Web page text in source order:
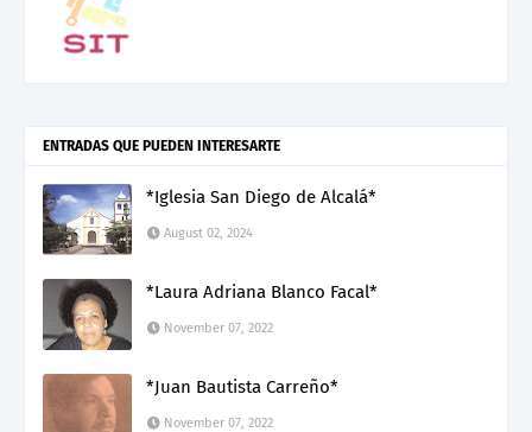
ENTRADAS QUE PUEDEN INTERESARTE
*Iglesia San Diego de Alcalá*
August 02, 2024
*Laura Adriana Blanco Facal*
November 07, 2022
*Juan Bautista Carreño*
November 07, 2022